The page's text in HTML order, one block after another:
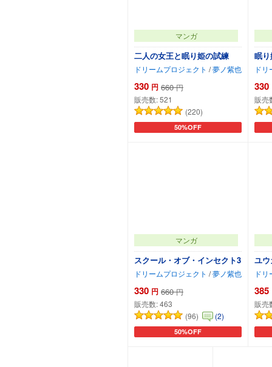
マンガ
二人の女王と眠り姫の試練
ドリームプロジェクト /夢ノ紫也
330 円 660 円
販売数:521
(220)
50%OFF
カートに追加
眠
ド
330
販売
マンガ
スクール・オブ・インセクト3
ドリームプロジェクト /夢ノ紫也
330 円 660 円
販売数:463
(96)
(2)
50%OFF
カートに追加
ユ
ド
385
販売